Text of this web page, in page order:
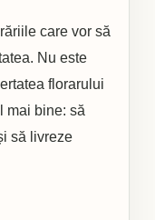
care vor să
Nu este
florarului
mai bine: să
să livreze